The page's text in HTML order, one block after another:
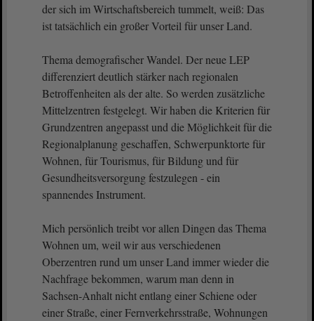
der sich im Wirtschaftsbereich tummelt, weiß: Das
ist tatsächlich ein großer Vorteil für unser Land.
Thema demografischer Wandel. Der neue LEP
differenziert deutlich stärker nach regionalen
Betroffenheiten als der alte. So werden zusätzliche
Mittelzentren festgelegt. Wir haben die Kriterien für
Grundzentren angepasst und die Möglichkeit für die
Regionalplanung geschaffen, Schwerpunktorte für
Wohnen, für Tourismus, für Bildung und für
Gesundheitsversorgung festzulegen - ein
spannendes Instrument.
Mich persönlich treibt vor allen Dingen das Thema
Wohnen um, weil wir aus verschiedenen
Oberzentren rund um unser Land immer wieder die
Nachfrage bekommen, warum man denn in
Sachsen-Anhalt nicht entlang einer Schiene oder
einer Straße, einer Fernverkehrsstraße, Wohnungen